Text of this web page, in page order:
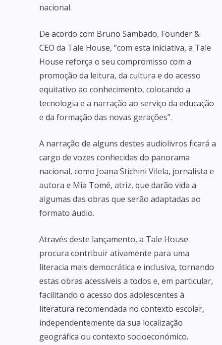
nacional.
De acordo com Bruno Sambado, Founder &
CEO da Tale House, “com esta iniciativa, a Tale
House reforça o seu compromisso com a
promoção da leitura, da cultura e do acesso
equitativo ao conhecimento, colocando a
tecnologia e a narração ao serviço da educação
e da formação das novas gerações”.
A narração de alguns destes audiolivros ficará a
cargo de vozes conhecidas do panorama
nacional, como Joana Stichini Vilela, jornalista e
autora e Mia Tomé, atriz, que darão vida a
algumas das obras que serão adaptadas ao
formato áudio.
Através deste lançamento, a Tale House
procura contribuir ativamente para uma
literacia mais democrática e inclusiva, tornando
estas obras acessíveis a todos e, em particular,
facilitando o acesso dos adolescentes à
literatura recomendada no contexto escolar,
independentemente da sua localização
geográfica ou contexto socioeconómico.